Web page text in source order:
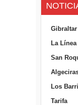
Gibraltar
La Línea
San
Los
Tarifa